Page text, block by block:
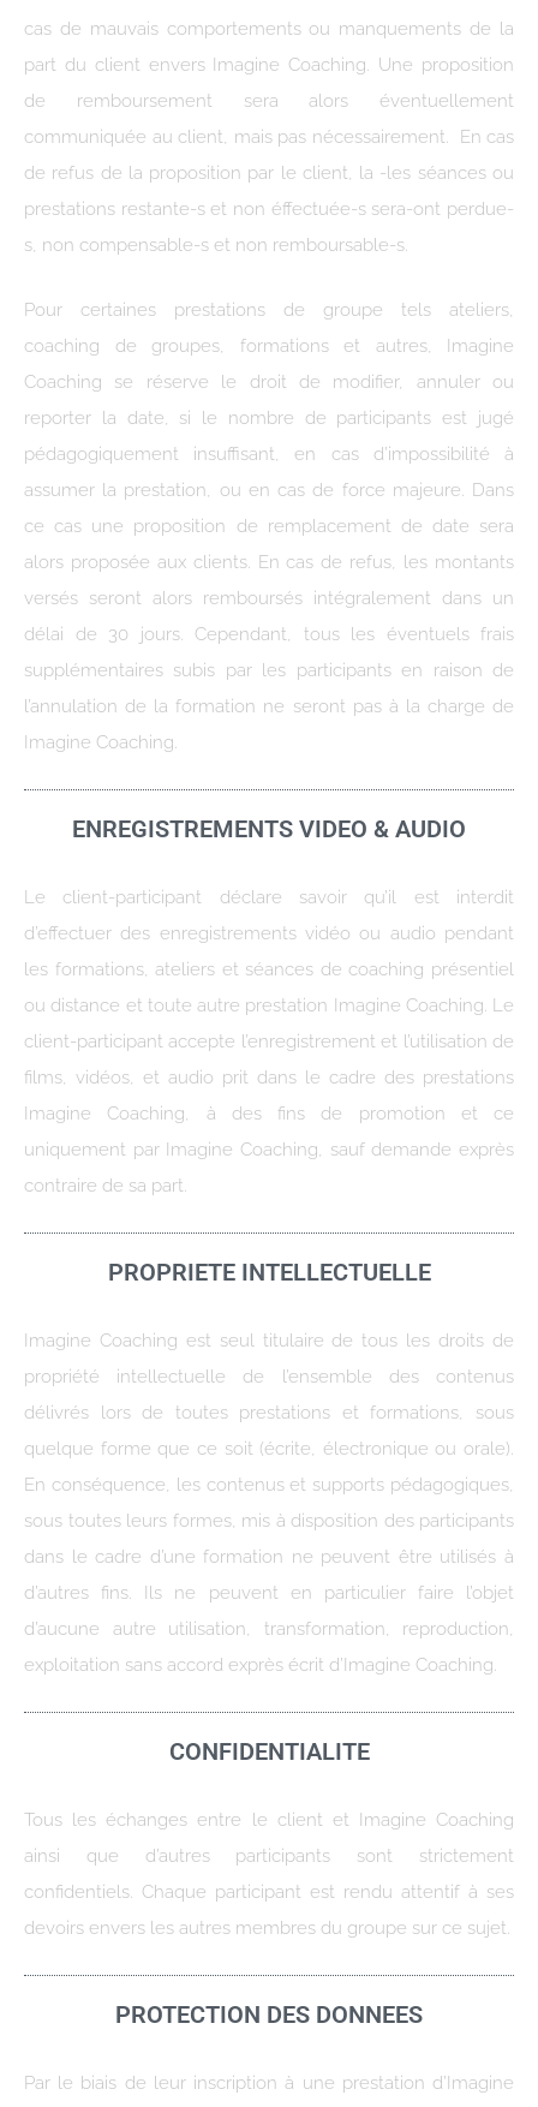
cas de mauvais comportements ou manquements de la
part du client envers Imagine Coaching. Une proposition
de remboursement sera alors éventuellement
communiquée au client, mais pas nécessairement. En cas
de refus de la proposition par le client, la -les séances ou
prestations restante-s et non éffectuée-s sera-ont perdue-
s, non compensable-s et non remboursable-s.
Pour certaines prestations de groupe tels ateliers,
coaching de groupes, formations et autres, Imagine
Coaching se réserve le droit de modifier, annuler ou
reporter la date, si le nombre de participants est jugé
pédagogiquement insuffisant, en cas d’impossibilité à
assumer la prestation, ou en cas de force majeure. Dans
ce cas une proposition de remplacement de date sera
alors proposée aux clients. En cas de refus, les montants
versés seront alors remboursés intégralement dans un
délai de 30 jours. Cependant, tous les éventuels frais
supplémentaires subis par les participants en raison de
l’annulation de la formation ne seront pas à la charge de
Imagine Coaching.
ENREGISTREMENTS VIDEO & AUDIO
Le client-participant déclare savoir qu’il est interdit
d’effectuer des enregistrements vidéo ou audio pendant
les formations, ateliers et séances de coaching présentiel
ou distance et toute autre prestation Imagine Coaching. Le
client-participant accepte l’enregistrement et l’utilisation de
films, vidéos, et audio prit dans le cadre des prestations
Imagine Coaching, à des fins de promotion et ce
uniquement par Imagine Coaching, sauf demande exprès
contraire de sa part.
PROPRIETE INTELLECTUELLE
Imagine Coaching est seul titulaire de tous les droits de
propriété intellectuelle de l’ensemble des contenus
délivrés lors de toutes prestations et formations, sous
quelque forme que ce soit (écrite, électronique ou orale).
En conséquence, les contenus et supports pédagogiques,
sous toutes leurs formes, mis à disposition des participants
dans le cadre d’une formation ne peuvent être utilisés à
d’autres fins. Ils ne peuvent en particulier faire l’objet
d’aucune autre utilisation, transformation, reproduction,
exploitation sans accord exprès écrit d’Imagine Coaching.
CONFIDENTIALITE
Tous les échanges entre le client et Imagine Coaching
ainsi que d’autres participants sont strictement
confidentiels. Chaque participant est rendu attentif à ses
devoirs envers les autres membres du groupe sur ce sujet.
PROTECTION DES DONNEES
Par le biais de leur inscription à une prestation d’Imagine